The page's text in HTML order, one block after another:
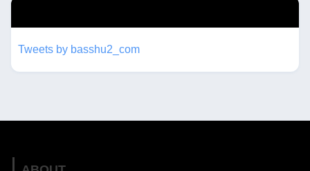
Tweets by basshu2_com